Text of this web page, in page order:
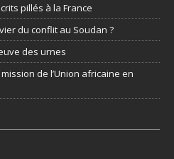
pillés à la France
du conflit au Soudan ?
des urnes
de l’Union africaine en